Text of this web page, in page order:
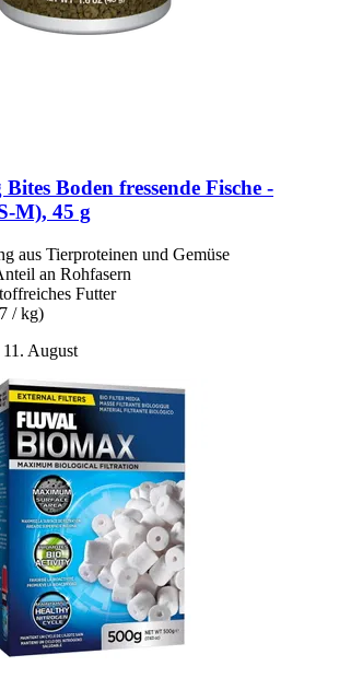
Bites Boden fressende Fische -​
​M), 45 g
aus Tierproteinen und Gemüse
an Rohfasern
Futter
/ kg)
August